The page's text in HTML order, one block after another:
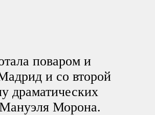
поваром и
и со второй
драматических
Мануэля Морона.